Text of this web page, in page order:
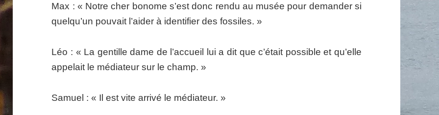
Max : « Notre cher bonome s’est donc rendu au musée pour demander si
quelqu’un pouvait l’aider à identifier des fossiles. »
Léo : « La gentille dame de l’accueil lui a dit que c’était possible et qu’elle
appelait le médiateur sur le champ. »
Samuel : « Il est vite arrivé le médiateur. »